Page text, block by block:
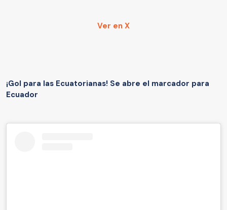
Ver en X
¡Gol para las Ecuatorianas! Se abre el marcador para
Ecuador